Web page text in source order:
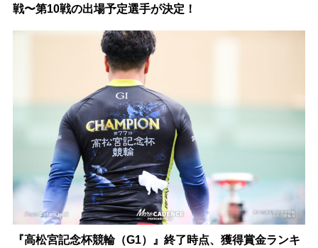
戦〜第10戦の出場予定選手が決定！
『高松宮記念杯競輪（G1）』終了時点、獲得賞金ランキ